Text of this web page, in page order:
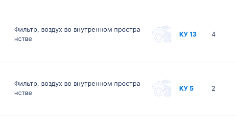
Фильтр, воздух во внутренном простра
нстве
КУ 13 4
Фильтр, воздух во внутренном простра
нстве
КУ 5 2